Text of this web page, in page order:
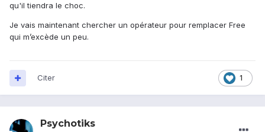
qu'il tiendra le choc.
Je vais maintenant chercher un opérateur pour remplacer Free
qui m’excède un peu.
1
Citer
Psychotiks